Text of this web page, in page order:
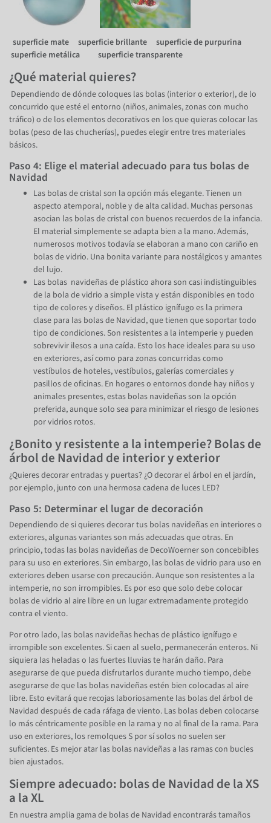
superficie mate superficie brillante superficie de purpurina
superficie metálica superficie transparente
¿Qué material quieres?
Dependiendo de dónde coloques las bolas (interior o exterior), de lo
concurrido que esté el entorno (niños, animales, zonas con mucho
tráfico) o de los elementos decorativos en los que quieras colocar las
bolas (peso de las chucherías), puedes elegir entre tres materiales
básicos.
Paso 4: Elige el material adecuado para tus bolas de
Navidad
Las bolas de cristal son la opción más elegante. Tienen un
aspecto atemporal, noble y de alta calidad. Muchas personas
asocian las bolas de cristal con buenos recuerdos de la infancia.
El material simplemente se adapta bien a la mano. Además,
numerosos motivos todavía se elaboran a mano con cariño en
bolas de vidrio. Una bonita variante para nostálgicos y amantes
del lujo.
Las bolas navideñas de plástico ahora son casi indistinguibles
de la bola de vidrio a simple vista y están disponibles en todo
tipo de colores y diseños. El plástico ignífugo es la primera
clase para las bolas de Navidad, que tienen que soportar todo
tipo de condiciones. Son resistentes a la intemperie y pueden
sobrevivir ilesos a una caída. Esto los hace ideales para su uso
en exteriores, así como para zonas concurridas como
vestíbulos de hoteles, vestíbulos, galerías comerciales y
pasillos de oficinas. En hogares o entornos donde hay niños y
animales presentes, estas bolas navideñas son la opción
preferida, aunque solo sea para minimizar el riesgo de lesiones
por vidrios rotos.
¿Bonito y resistente a la intemperie? Bolas de
árbol de Navidad de interior y exterior
¿Quieres decorar entradas y puertas? ¿O decorar el árbol en el jardín,
por ejemplo, junto con una hermosa cadena de luces LED?
Paso 5: Determinar el lugar de decoración
Dependiendo de si quieres decorar tus bolas navideñas en interiores o
exteriores, algunas variantes son más adecuadas que otras. En
principio, todas las bolas navideñas de DecoWoerner son concebibles
para su uso en exteriores. Sin embargo, las bolas de vidrio para uso en
exteriores deben usarse con precaución. Aunque son resistentes a la
intemperie, no son irrompibles. Es por eso que solo debe colocar
bolas de vidrio al aire libre en un lugar extremadamente protegido
contra el viento.
Por otro lado, las bolas navideñas hechas de plástico ignífugo e
irrompible son excelentes. Si caen al suelo, permanecerán enteros. Ni
siquiera las heladas o las fuertes lluvias te harán daño. Para
asegurarse de que pueda disfrutarlos durante mucho tiempo, debe
asegurarse de que las bolas navideñas estén bien colocadas al aire
libre. Esto evitará que recojas laboriosamente las bolas del árbol de
Navidad después de cada ráfaga de viento. Las bolas deben colocarse
lo más céntricamente posible en la rama y no al final de la rama. Para
uso en exteriores, los remolques S por sí solos no suelen ser
suficientes. Es mejor atar las bolas navideñas a las ramas con bucles
bien ajustados.
Siempre adecuado: bolas de Navidad de la XS
a la XL
En nuestra amplia gama de bolas de Navidad encontrarás tamaños